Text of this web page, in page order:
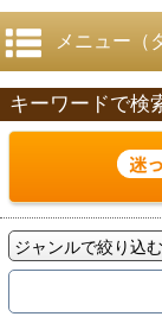
メニュー（
キーワードで検